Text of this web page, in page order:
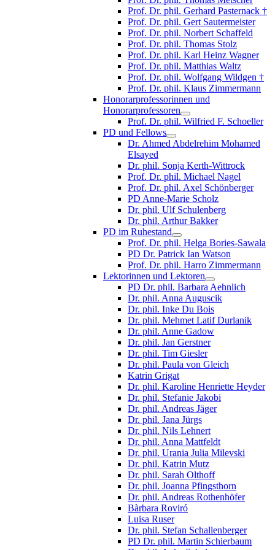
Prof. Dr. phil. Gerhard Pasternack †
Prof. Dr. phil. Gert Sautermeister
Prof. Dr. phil. Norbert Schaffeld
Prof. Dr. phil. Thomas Stolz
Prof. Dr. phil. Karl Heinz Wagner
Prof. Dr. phil. Matthias Waltz
Prof. Dr. phil. Wolfgang Wildgen †
Prof. Dr. phil. Klaus Zimmermann
Honorarprofessorinnen und
Honorarprofessoren
Prof. Dr. phil. Wilfried F. Schoeller
PD und Fellows
Dr. Ahmed Abdelrehim Mohamed
Elsayed
Dr. phil. Sonja Kerth-Wittrock
Prof. Dr. phil. Michael Nagel
Prof. Dr. phil. Axel Schönberger
PD Anne-Marie Scholz
Dr. phil. Ulf Schulenberg
Dr. phil. Arthur Bakker
PD im Ruhestand
Prof. Dr. phil. Helga Bories-Sawala
PD Dr. Patrick Ian Watson
Prof. Dr. phil. Harro Zimmermann
Lektorinnen und Lektoren
PD Dr. phil. Barbara Aehnlich
Dr. phil. Anna Auguscik
Dr. phil. Inke Du Bois
Dr. phil. Mehmet Latif Durlanik
Dr. phil. Anne Gadow
Dr. phil. Jan Gerstner
Dr. phil. Tim Giesler
Dr. phil. Paula von Gleich
Katrin Grigat
Dr. phil. Karoline Henriette Heyder
Dr. phil. Stefanie Jakobi
Dr. phil. Andreas Jäger
Dr. phil. Jana Jürgs
Dr. phil. Nils Lehnert
Dr. phil. Anna Mattfeldt
Dr. phil. Urania Julia Milevski
Dr. phil. Katrin Mutz
Dr. phil. Sarah Olthoff
Dr. phil. Joanna Pfingsthorn
Dr. phil. Andreas Rothenhöfer
Bàrbara Roviró
Luisa Ruser
Dr. phil. Stefan Schallenberger
PD Dr. phil. Martin Schierbaum